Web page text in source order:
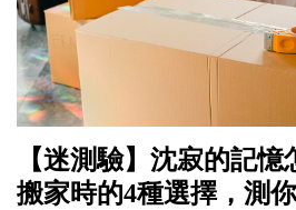
【迷測驗】沈寂的記憶
搬家時的4種選擇，測